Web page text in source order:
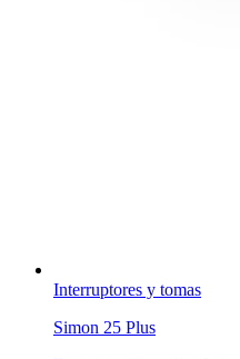
Interruptores y tomas
Simon 25 Plus